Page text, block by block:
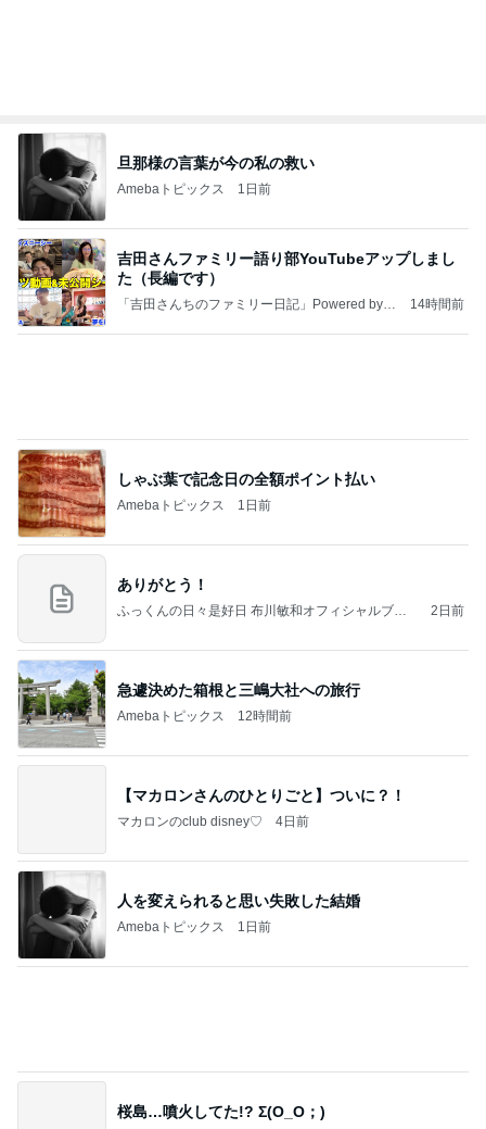
旦那様の言葉が今の私の救い
Amebaトピックス 1日前
吉田さんファミリー語り部YouTubeアップしまし
た（長編です）
「吉田さんちのファミリー日記」Powered by A
14時間前
しゃぶ葉で記念日の全額ポイント払い
Amebaトピックス 1日前
ありがとう！
ふっくんの日々是好日 布川敏和オフィシャルブロ
2日前
急遽決めた箱根と三嶋大社への旅行
Amebaトピックス 12時間前
【マカロンさんのひとりごと】ついに？！
マカロンのclub disney♡ 4日前
人を変えられると思い失敗した結婚
Amebaトピックス 1日前
桜島…噴火してた!? Σ(O_O；)